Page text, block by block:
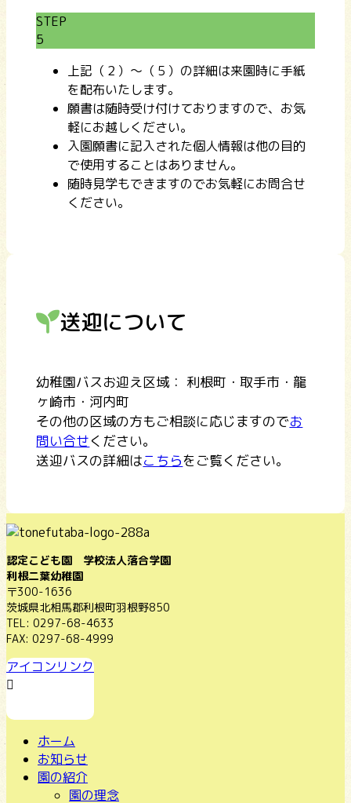
STEP
5
上記（２）～（５）の詳細は来園時に手紙
を配布いたします。
願書は随時受け付けておりますので、お気
軽にお越しください。
入園願書に記入された個人情報は他の目的
で使用することはありません。
随時見学もできますのでお気軽にお問合せ
ください。
送迎について
幼稚園バスお迎え区域： 利根町・取手市・龍
ヶ崎市・河内町
その他の区域の方もご相談に応じますのでお
問い合せください。
送迎バスの詳細はこちらをご覧ください。
認定こども園 学校法人落合学園
利根二葉幼稚園
〒300-1636
茨城県北相馬郡利根町羽根野850
TEL: 0297-68-4633
FAX: 0297-68-4999
アイコンリンク
ホーム
お知らせ
園の紹介
園の理念